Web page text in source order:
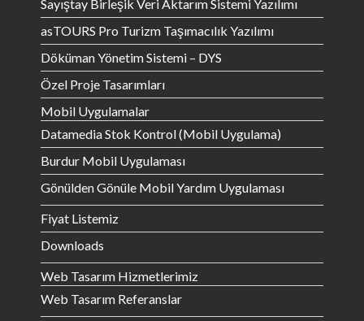
Sayıştay Birleşik Veri Aktarım Sistemi Yazılımı
asTOURS Pro Turizm Taşımacılık Yazılımı
Döküman Yönetim Sistemi – DYS
Özel Proje Tasarımları
Mobil Uygulamalar
Datamedia Stok Kontrol (Mobil Uygulama)
Burdur Mobil Uygulaması
Gönülden Gönüle Mobil Yardım Uygulaması
Fiyat Listemiz
Downloads
Web Tasarım Hizmetlerimiz
Web Tasarım Referanslar